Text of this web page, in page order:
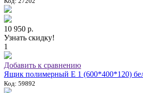
10 950 р.
Узнать скидку!
1
Добавить к сравнению
Ящик полимерный E 1 (600*400*120)
Код: 59892